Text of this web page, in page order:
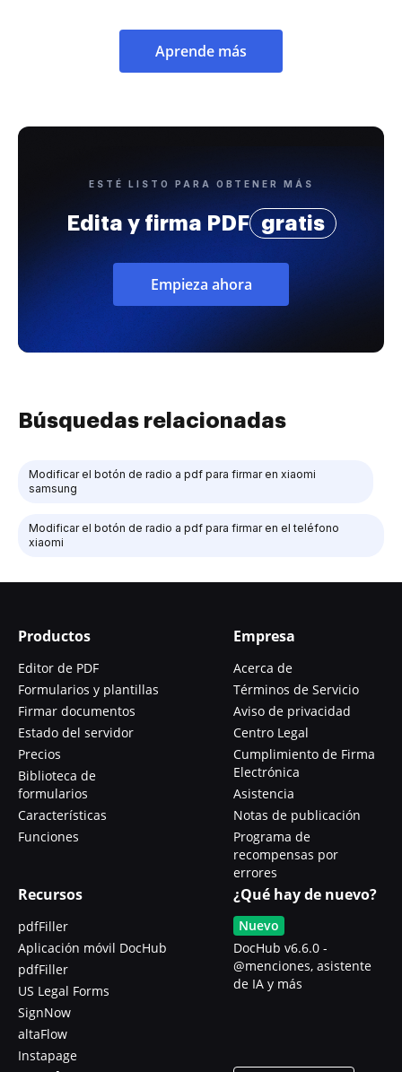
Aprende más
ESTÉ LISTO PARA OBTENER MÁS
Edita y firma PDF gratis
Empieza ahora
Búsquedas relacionadas
Modificar el botón de radio a pdf para firmar en xiaomi
samsung
Modificar el botón de radio a pdf para firmar en el teléfono
xiaomi
Productos
Editor de PDF
Formularios y plantillas
Firmar documentos
Estado del servidor
Precios
Biblioteca de
formularios
Características
Funciones
Empresa
Acerca de
Términos de Servicio
Aviso de privacidad
Centro Legal
Cumplimiento de Firma
Electrónica
Asistencia
Notas de publicación
Programa de
recompensas por
errores
Recursos
pdfFiller
Aplicación móvil DocHub
pdfFiller
US Legal Forms
SignNow
altaFlow
Instapage
¿Qué hay de nuevo?
Nuevo
DocHub v6.6.0 -
@menciones, asistente
de IA y más